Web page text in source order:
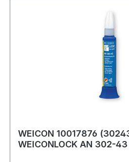
WEICON 10017876
WEICONLOCK AN 302-43 50 ml Pen-